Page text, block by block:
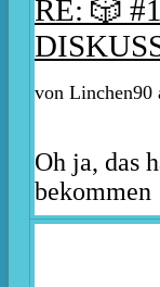
RE: 🎲
von Linchen90
Oh ja, das
bekommen